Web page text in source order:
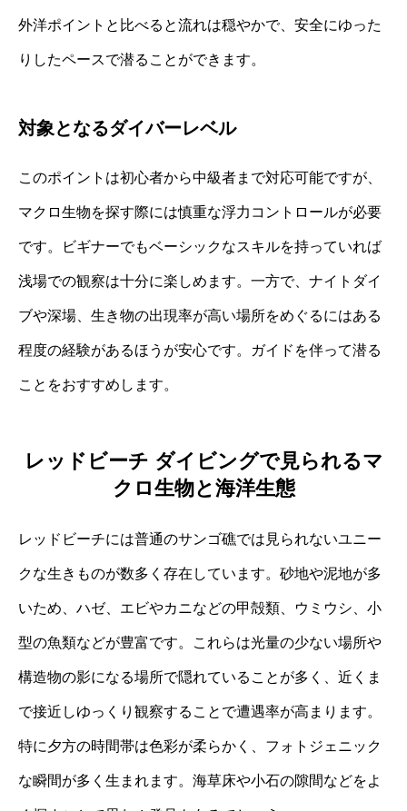
外洋ポイントと比べると流れは穏やかで、安全にゆった
りしたペースで潜ることができます。
対象となるダイバーレベル
このポイントは初心者から中級者まで対応可能ですが、
マクロ生物を探す際には慎重な浮力コントロールが必要
です。ビギナーでもベーシックなスキルを持っていれば
浅場での観察は十分に楽しめます。一方で、ナイトダイ
ブや深場、生き物の出現率が高い場所をめぐるにはある
程度の経験があるほうが安心です。ガイドを伴って潜る
ことをおすすめします。
レッドビーチ ダイビングで見られるマ
クロ生物と海洋生態
レッドビーチには普通のサンゴ礁では見られないユニー
クな生きものが数多く存在しています。砂地や泥地が多
いため、ハゼ、エビやカニなどの甲殻類、ウミウシ、小
型の魚類などが豊富です。これらは光量の少ない場所や
構造物の影になる場所で隠れていることが多く、近くま
で接近しゆっくり観察することで遭遇率が高まります。
特に夕方の時間帯は色彩が柔らかく、フォトジェニック
な瞬間が多く生まれます。海草床や小石の隙間などをよ